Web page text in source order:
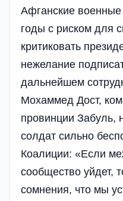
Афганские
годы с риском для
критиковать
нежелание
дальнейшем
Мохаммед Дост,
провинции Забуль,
солдат сильно
Коалиции: «Если
сообщество уйдет,
сомнения, что мы